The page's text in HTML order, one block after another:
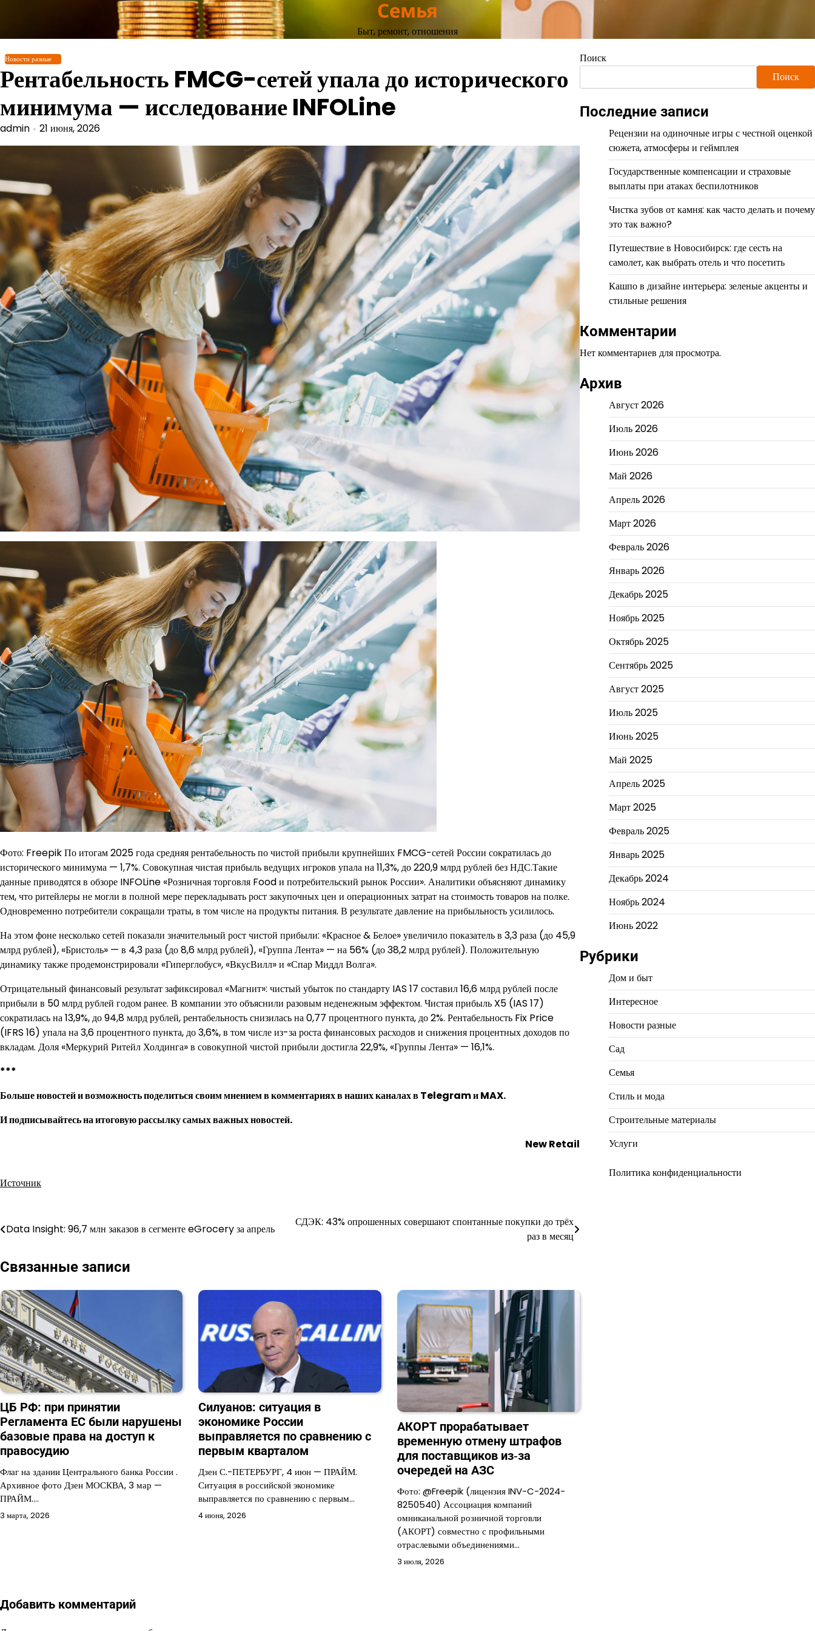
содержимому
Семья
Быт, ремонт, отношения
Новости разные
Рентабельность FMCG-сетей упала до исторического
минимума — исследование INFOLine
admin 21 июня, 2026
Фото: Freepik По итогам 2025 года средняя рентабельность по чистой прибыли крупнейших FMCG-сетей России сократилась до
исторического минимума — 1,7%. Совокупная чистая прибыль ведущих игроков упала на 11,3%, до 220,9 млрд рублей без НДС.Такие
данные приводятся в обзоре INFOLine «Розничная торговля Food и потребительский рынок России». Аналитики объясняют динамику
тем, что ритейлеры не могли в полной мере перекладывать рост закупочных цен и операционных затрат на стоимость товаров на полке.
Одновременно потребители сокращали траты, в том числе на продукты питания. В результате давление на прибыльность усилилось.
На этом фоне несколько сетей показали значительный рост чистой прибыли: «Красное & Белое» увеличило показатель в 3,3 раза (до 45,9
млрд рублей), «Бристоль» — в 4,3 раза (до 8,6 млрд рублей), «Группа Лента» — на 56% (до 38,2 млрд рублей). Положительную
динамику также продемонстрировали «Гиперглобус», «ВкусВилл» и «Спар Миддл Волга».
Отрицательный финансовый результат зафиксировал «Магнит»: чистый убыток по стандарту IAS 17 составил 16,6 млрд рублей после
прибыли в 50 млрд рублей годом ранее. В компании это объяснили разовым неденежным эффектом. Чистая прибыль X5 (IAS 17)
сократилась на 13,9%, до 94,8 млрд рублей, рентабельность снизилась на 0,77 процентного пункта, до 2%. Рентабельность Fix Price
(IFRS 16) упала на 3,6 процентного пункта, до 3,6%, в том числе из-за роста финансовых расходов и снижения процентных доходов по
вкладам. Доля «Меркурий Ритейл Холдинга» в совокупной чистой прибыли достигла 22,9%, «Группы Лента» — 16,1%.
***
Больше новостей и возможность поделиться своим мнением в комментариях в наших каналах вTelegramиMAX.
Иподписывайтесьна итоговую рассылку самых важных новостей.
New Retail
Источник
Навигация
записям
Data Insight: 96,7 млн заказов в сегменте eGrocery за апрель
СДЭК: 43% опрошенных совершают спонтанные покупки до трёх
раз в месяц
Связанные записи
ЦБ РФ: при принятии
Регламента ЕС были нарушены
базовые права на доступ к
правосудию
Флаг на здании Центрального банка России .
Архивное фото Дзен МОСКВА, 3 мар —
ПРАЙМ.…
3 марта, 2026
Силуанов: ситуация в
экономике России
выправляется по сравнению с
первым кварталом
Дзен С.-ПЕТЕРБУРГ, 4 июн — ПРАЙМ.
Ситуация в российской экономике
выправляется по сравнению с первым…
4 июня, 2026
АКОРТ прорабатывает
временную отмену штрафов
для поставщиков из‑за
очередей на АЗС
Фото: @Freepik (лицензия INV-C-2024-
8250540) Ассоциация компаний
омниканальной розничной торговли
(АКОРТ) совместно с профильными
отраслевыми объединениями…
3 июля, 2026
Добавить комментарий
Поиск
Поиск
Последние записи
Рецензии на одиночные игры с честной оценкой
сюжета, атмосферы и геймплея
Государственные компенсации и страховые
выплаты при атаках беспилотников
Чистка зубов от камня: как часто делать и почему
это так важно?
Путешествие в Новосибирск: где сесть на
самолет, как выбрать отель и что посетить
Кашпо в дизайне интерьера: зеленые акценты и
стильные решения
Комментарии
Нет комментариев для просмотра.
Архив
Август 2026
Июль 2026
Июнь 2026
Май 2026
Апрель 2026
Март 2026
Февраль 2026
Январь 2026
Декабрь 2025
Ноябрь 2025
Октябрь 2025
Сентябрь 2025
Август 2025
Июль 2025
Июнь 2025
Май 2025
Апрель 2025
Март 2025
Февраль 2025
Январь 2025
Декабрь 2024
Ноябрь 2024
Июнь 2022
Рубрики
Дом и быт
Интересное
Новости разные
Сад
Семья
Стиль и мода
Строительные материалы
Услуги
Политика конфиденциальности